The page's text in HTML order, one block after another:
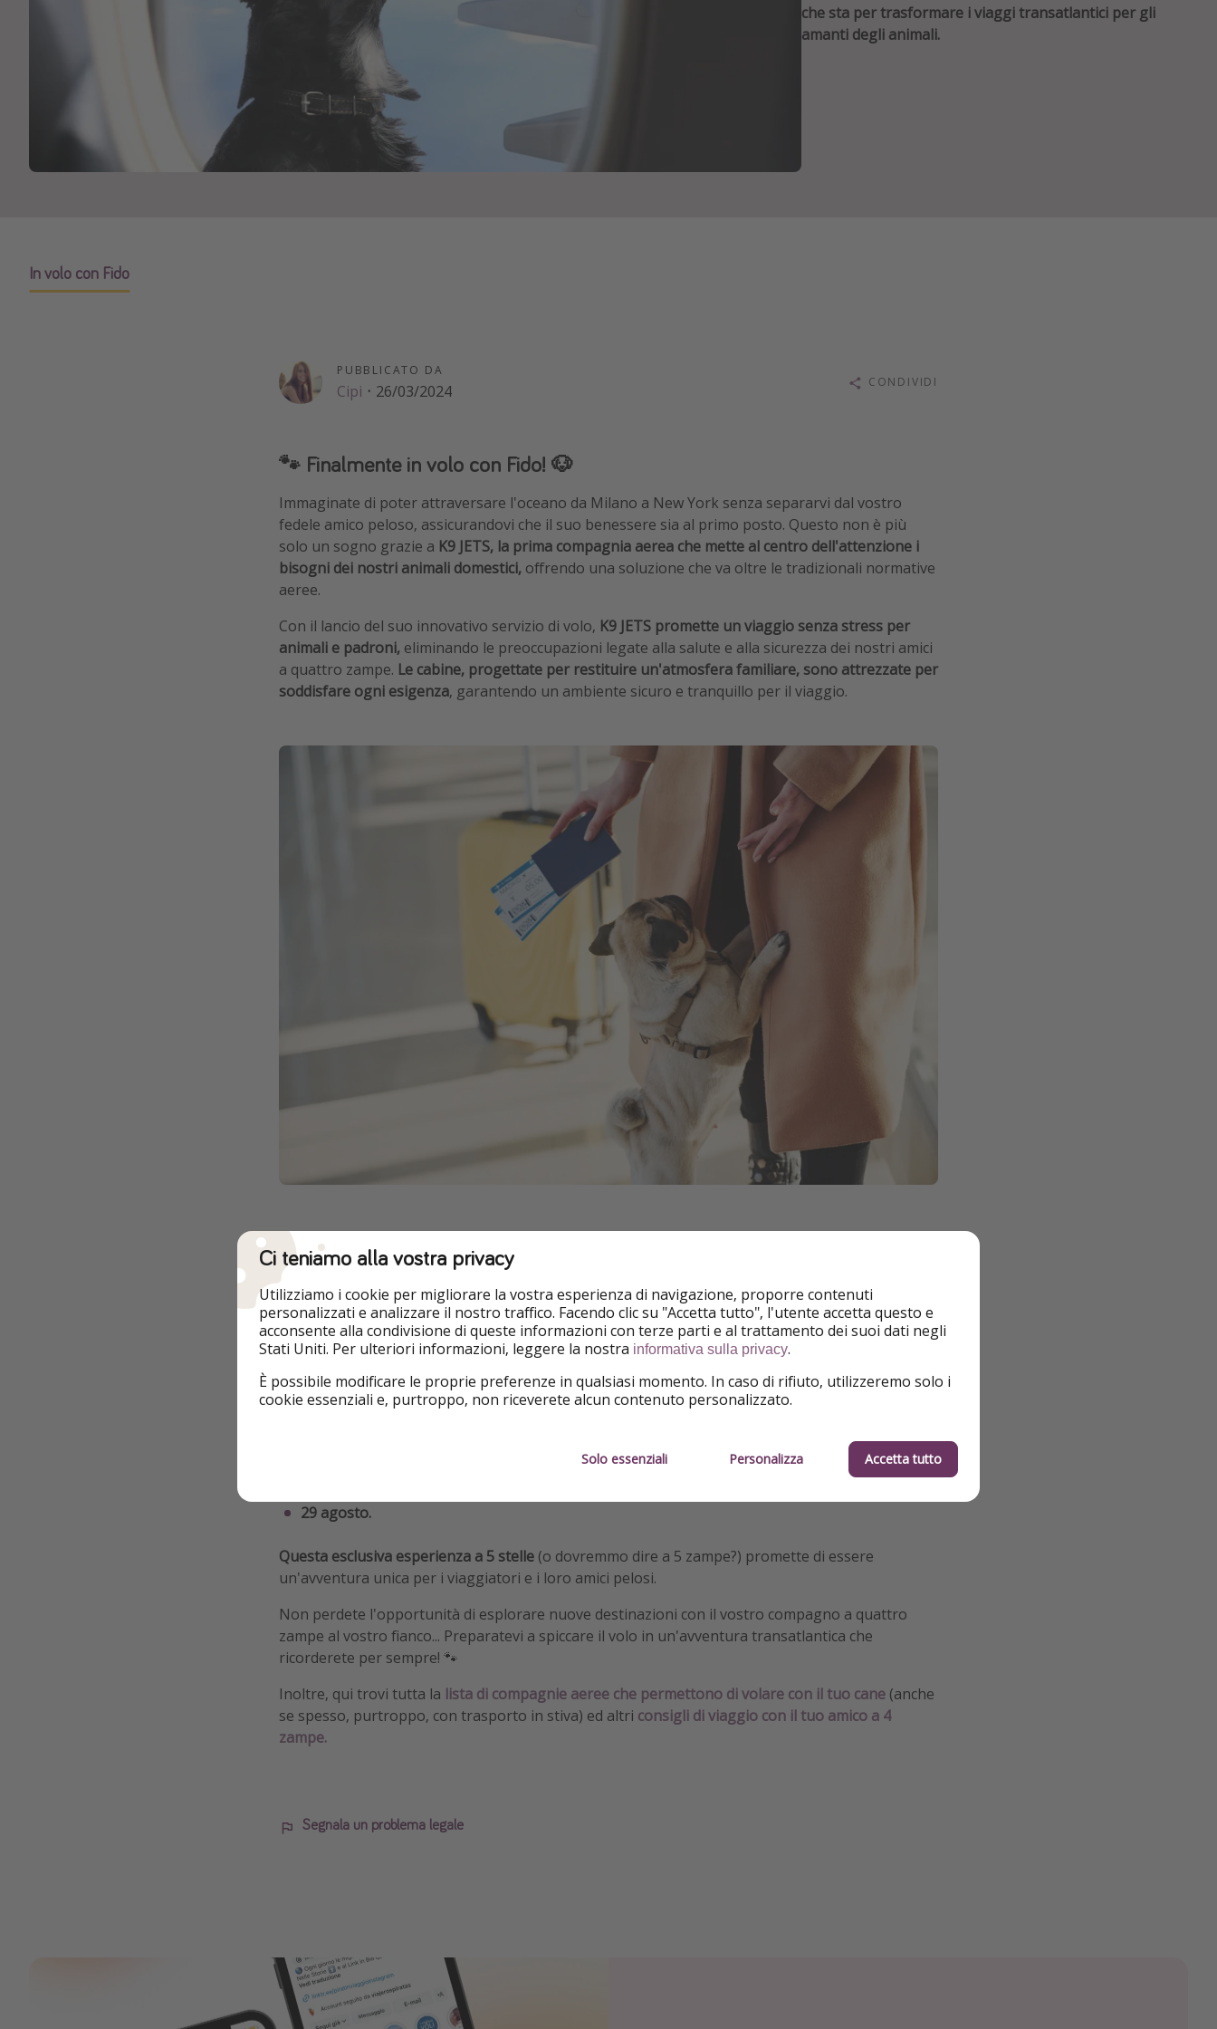
che sta per trasformare i viaggi transatlantici per gli
amanti degli animali.
In volo con Fido
PUBBLICATO DA
Cipi · 26/03/2024 CONDIVIDI
🐾 Finalmente in volo con Fido! 🐶
Immaginate di poter attraversare l'oceano da Milano a New York senza separarvi dal vostro
fedele amico peloso, assicurandovi che il suo benessere sia al primo posto. Questo non è più
solo un sogno grazie a K9 JETS, la prima compagnia aerea che mette al centro dell'attenzione i
bisogni dei nostri animali domestici, offrendo una soluzione che va oltre le tradizionali normative
aeree.
Con il lancio del suo innovativo servizio di volo, K9 JETS promette un viaggio senza stress per
animali e padroni, eliminando le preoccupazioni legate alla salute e alla sicurezza dei nostri amici
a quattro zampe. Le cabine, progettate per restituire un'atmosfera familiare, sono attrezzate per
soddisfare ogni esigenza, garantendo un ambiente sicuro e tranquillo per il viaggio.
Adam Golder, fondatore e client director di K9 JETS, sottolinea l'importanza di eliminare lo stress
spesso associato ai viaggi con animali domestici
indimenticabili delle vacanze senza preoccupazioni
sicurezza e comfort per i nostri compagni pelosi, K9 JETS apre la strada a una nuova era del
viaggio aereo.
I voli saranno disponibili mensilmenteda Milano Malpensa a New York in queste date:
23 maggio
29 agosto.
Questa esclusiva esperienza a 5 stelle (o dovremmo dire a 5 zampe?) promette di essere
un'avventura unica per i viaggiatori e i loro amici pelosi.
Non perdete l'opportunità di esplorare nuove destinazioni con il vostro compagno a quattro
zampe al vostro fianco... Preparatevi a spiccare il volo in un'avventura transatlantica che
ricorderete per sempre! 🐾
Inoltre, qui trovi tutta la lista di compagnie aeree che permettono di volare con il tuo cane (anche
se spesso, purtroppo, con trasporto in stiva) ed altri consigli di viaggio con il tuo amico a 4
zampe.
Segnala un problema legale
Ci teniamo alla vostra privacy
Utilizziamo i cookie per migliorare la vostra esperienza di navigazione, proporre contenuti
personalizzati e analizzare il nostro traffico. Facendo clic su "Accetta tutto", l'utente accetta questo e
acconsente alla condivisione di queste informazioni con terze parti e al trattamento dei suoi dati negli
Stati Uniti. Per ulteriori informazioni, leggere la nostra informativa sulla privacy.
È possibile modificare le proprie preferenze in qualsiasi momento. In caso di rifiuto, utilizzeremo solo i
cookie essenziali e, purtroppo, non riceverete alcun contenuto personalizzato.
Solo essenziali Personalizza Accetta tutto